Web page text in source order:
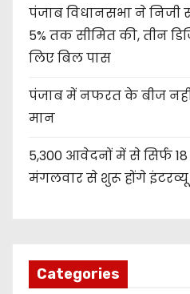
पंजाब विधानसभा ने निजी
5% तक सीमित की, तीन
लिए बिल पास
पंजाब में नफरत के बीज
मान
5,300 आवेदनों में से सिर्फ 18
मंगलवार से शुरू होंगे इंटरव्यू
Categories